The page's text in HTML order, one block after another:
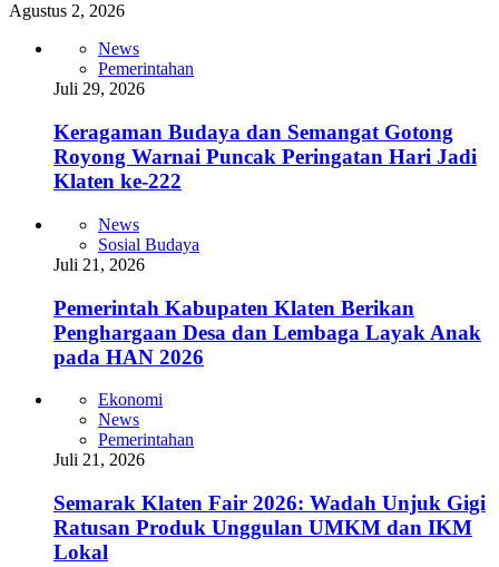
Agustus 2, 2026
News
Pemerintahan
Juli 29, 2026
Keragaman Budaya dan Semangat Gotong
Royong Warnai Puncak Peringatan Hari Jadi
Klaten ke-222
News
Sosial Budaya
Juli 21, 2026
Pemerintah Kabupaten Klaten Berikan
Penghargaan Desa dan Lembaga Layak Anak
pada HAN 2026
Ekonomi
News
Pemerintahan
Juli 21, 2026
Semarak Klaten Fair 2026: Wadah Unjuk Gigi
Ratusan Produk Unggulan UMKM dan IKM
Lokal